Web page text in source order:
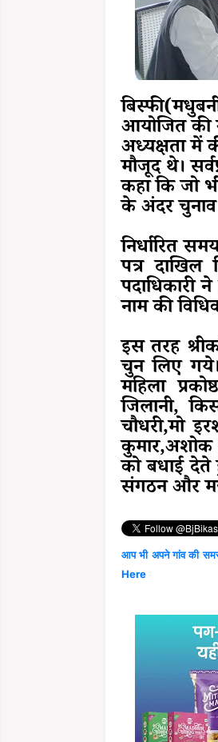
आयोजित की
अध्यक्षता में
मौजूद थे।
कहा कि जो
के अंदर चुनाव
निर्धारित
पत्र
पदाधिकारी
नाम की
इस तरह
चुन लिए
महिला
जिलानी,
चौधरी,मो
कुमार,अशोक
को बधाई देते
संगठन और
आप भी अपने गांव की
Here